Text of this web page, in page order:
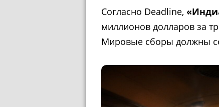
Согласно Deadline,
миллионов долларов за
Мировые сборы должны